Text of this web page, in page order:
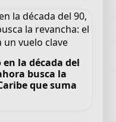
la década del
busca la
que suma